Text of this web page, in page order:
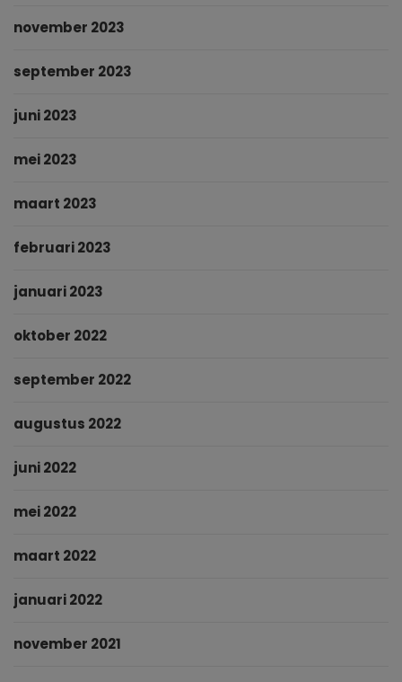
november 2023
september 2023
juni 2023
mei 2023
maart 2023
februari 2023
januari 2023
oktober 2022
september 2022
augustus 2022
juni 2022
mei 2022
maart 2022
januari 2022
november 2021